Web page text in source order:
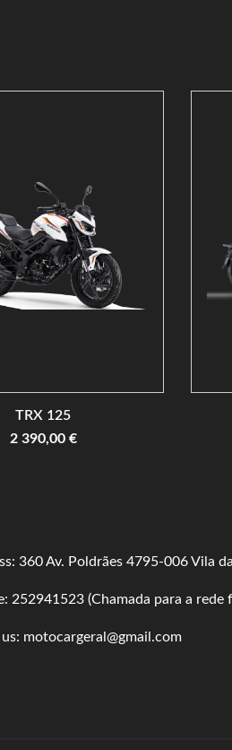
TRX 125
2 390,00 €
360 Av. Poldrães 4795-006 Vila
252941523 (Chamada para a rede
motocargeral@gmail.com